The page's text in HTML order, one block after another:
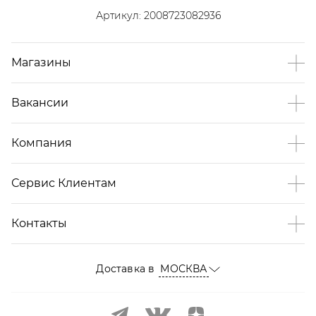
Артикул: 2008723082936
Магазины
Вакансии
Компания
Сервис Клиентам
Контакты
Доставка в МОСКВА